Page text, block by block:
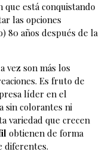
que está conquistando
las opciones
80 años después de la
vez son más los
Es fruto de
líder en el
sin colorantes ni
variedad que crecen
obtienen de forma
diferentes.